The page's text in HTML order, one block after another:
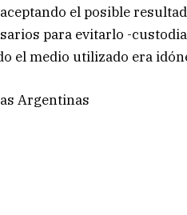
el posible
para evitarlo -
el medio utilizado era
Argentinas